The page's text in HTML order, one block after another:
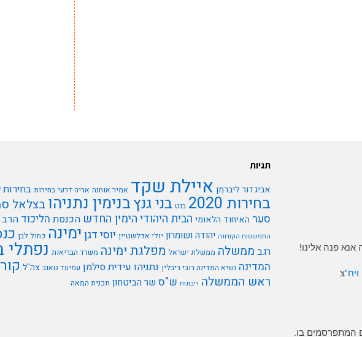
פנה אלינו!
צ
המתפרסמים בו.
תגיות
אביגדור ליברמן איילת שקד אמיר אוחנה אריה דרעי בחירות בחירות 2019
בחירות 2020 בנט בני גנץבנימין נתניהובצלאל
סער האיחוד הלאומי הבית היהודיהימין החדש הכנסת הליכוד
התפשטות הקורונה יהודה ושומרון יולי אדלשטיין יוסי דגן ימינה כחול לבן
רגב ממשלה ממשלת ישראל מפלגת ימינה משרד הבריאות נפתלי
המדינה נשיא המדינה רובי ריבלין נתניהו עידית סילמן עמיעד טאוב צה"ל
ראש הממשלה ריבונות ש"ס שר הביטחון תכנית המאה